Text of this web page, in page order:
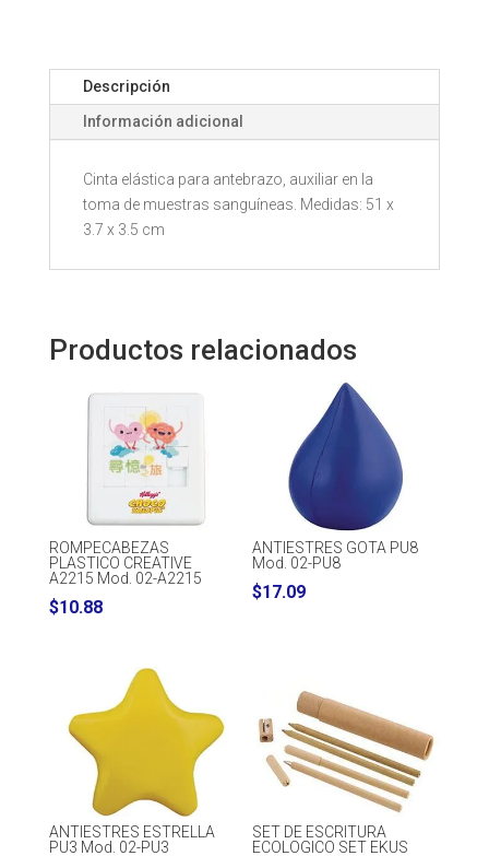
Descripción
Información adicional
Cinta elástica para antebrazo, auxiliar en la
toma de muestras sanguíneas. Medidas: 51 x
3.7 x 3.5 cm
Productos relacionados
ROMPECABEZAS
PLASTICO CREATIVE
A2215 Mod. 02-A2215
$10.88
ANTIESTRES GOTA PU8
Mod. 02-PU8
$17.09
ANTIESTRES ESTRELLA
PU3 Mod. 02-PU3
SET DE ESCRITURA
ECOLOGICO SET EKUS